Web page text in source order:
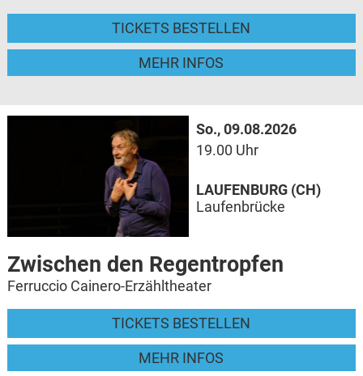
TICKETS BESTELLEN
MEHR INFOS
So., 09.08.2026
19.00 Uhr
Zwischen den Regentropfen
Ferruccio Cainero-Erzähltheater
TICKETS BESTELLEN
MEHR INFOS
LAUFENBURG (CH)
Laufenbrücke